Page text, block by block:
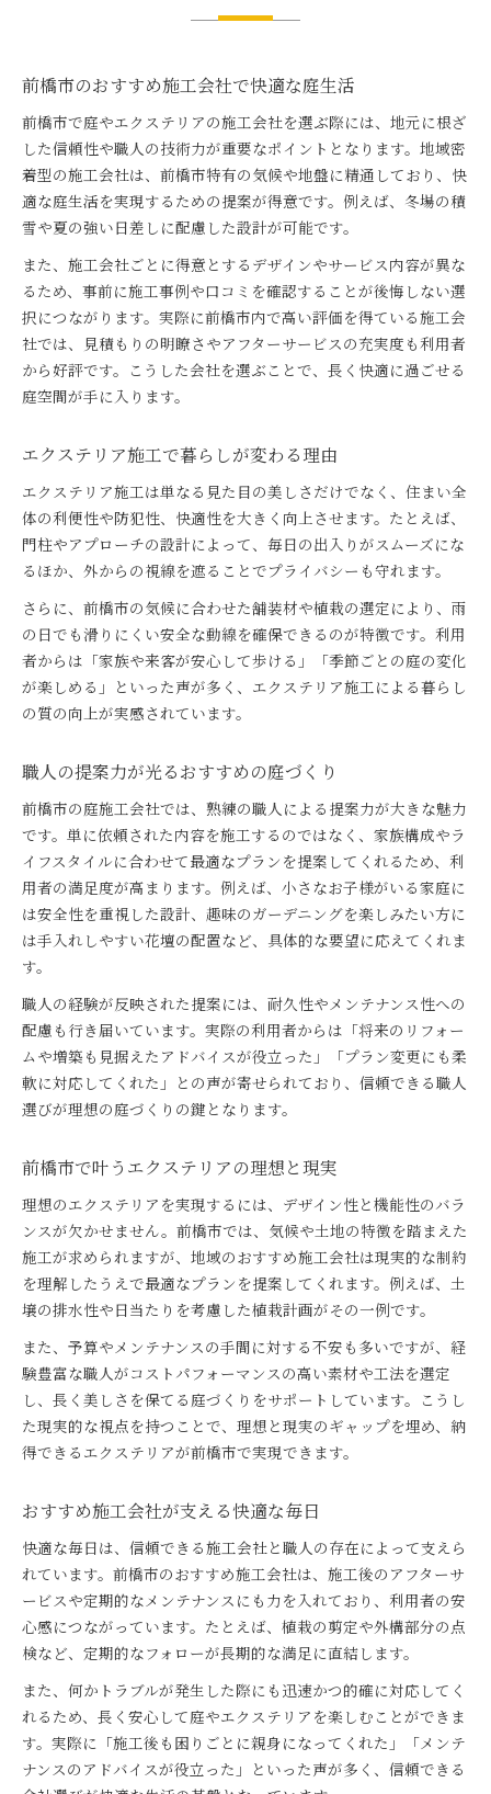
前橋市のおすすめ施工会社で快適な庭生活
前橋市で庭やエクステリアの施工会社を選ぶ際には、地元に根ざ
した信頼性や職人の技術力が重要なポイントとなります。地域密
着型の施工会社は、前橋市特有の気候や地盤に精通しており、快
適な庭生活を実現するための提案が得意です。例えば、冬場の積
雪や夏の強い日差しに配慮した設計が可能です。
また、施工会社ごとに得意とするデザインやサービス内容が異な
るため、事前に施工事例や口コミを確認することが後悔しない選
択につながります。実際に前橋市内で高い評価を得ている施工会
社では、見積もりの明瞭さやアフターサービスの充実度も利用者
から好評です。こうした会社を選ぶことで、長く快適に過ごせる
庭空間が手に入ります。
エクステリア施工で暮らしが変わる理由
エクステリア施工は単なる見た目の美しさだけでなく、住まい全
体の利便性や防犯性、快適性を大きく向上させます。たとえば、
門柱やアプローチの設計によって、毎日の出入りがスムーズにな
るほか、外からの視線を遮ることでプライバシーも守れます。
さらに、前橋市の気候に合わせた舗装材や植栽の選定により、雨
の日でも滑りにくい安全な動線を確保できるのが特徴です。利用
者からは「家族や来客が安心して歩ける」「季節ごとの庭の変化
が楽しめる」といった声が多く、エクステリア施工による暮らし
の質の向上が実感されています。
職人の提案力が光るおすすめの庭づくり
前橋市の庭施工会社では、熟練の職人による提案力が大きな魅力
です。単に依頼された内容を施工するのではなく、家族構成やラ
イフスタイルに合わせて最適なプランを提案してくれるため、利
用者の満足度が高まります。例えば、小さなお子様がいる家庭に
は安全性を重視した設計、趣味のガーデニングを楽しみたい方に
は手入れしやすい花壇の配置など、具体的な要望に応えてくれま
す。
職人の経験が反映された提案には、耐久性やメンテナンス性への
配慮も行き届いています。実際の利用者からは「将来のリフォー
ムや増築も見据えたアドバイスが役立った」「プラン変更にも柔
軟に対応してくれた」との声が寄せられており、信頼できる職人
選びが理想の庭づくりの鍵となります。
前橋市で叶うエクステリアの理想と現実
理想のエクステリアを実現するには、デザイン性と機能性のバラ
ンスが欠かせません。前橋市では、気候や土地の特徴を踏まえた
施工が求められますが、地域のおすすめ施工会社は現実的な制約
を理解したうえで最適なプランを提案してくれます。例えば、土
壌の排水性や日当たりを考慮した植栽計画がその一例です。
また、予算やメンテナンスの手間に対する不安も多いですが、経
験豊富な職人がコストパフォーマンスの高い素材や工法を選定
し、長く美しさを保てる庭づくりをサポートしています。こうし
た現実的な視点を持つことで、理想と現実のギャップを埋め、納
得できるエクステリアが前橋市で実現できます。
おすすめ施工会社が支える快適な毎日
快適な毎日は、信頼できる施工会社と職人の存在によって支えら
れています。前橋市のおすすめ施工会社は、施工後のアフターサ
ービスや定期的なメンテナンスにも力を入れており、利用者の安
心感につながっています。たとえば、植栽の剪定や外構部分の点
検など、定期的なフォローが長期的な満足に直結します。
また、何かトラブルが発生した際にも迅速かつ的確に対応してく
れるため、長く安心して庭やエクステリアを楽しむことができま
す。実際に「施工後も困りごとに親身になってくれた」「メンテ
ナンスのアドバイスが役立った」といった声が多く、信頼できる